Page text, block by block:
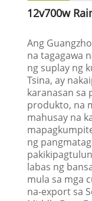
12v700w
Ang
na tagagawa
ng suplay ng
Tsina, ay
karanasan sa
produkto, na
mahusay na
ng
labas ng
mula sa mga
na-export sa